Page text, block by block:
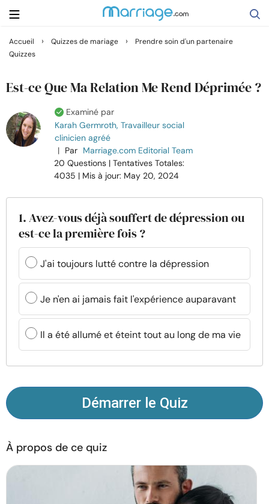
Rechercher
Se marier
Relations
Aide
Cours
Ressources
Communauté
Trouver un thérapeute
nous
© Copyright 2026. Tous droits réservés.
Accueil › Quizzes de mariage ›
Prendre soin d'un partenaire
Quizzes
Est-ce Que Ma Relation Me Rend Déprimée ?
Examiné par
Karah Germroth, Travailleur social
clinicien agréé
| Par Marriage.com Editorial Team
20 Questions | Tentatives Totales:
4035 | Mis à jour: May 20, 2024
1. Avez-vous déjà souffert de dépression ou
est-ce la première fois ?
J'ai toujours lutté contre la dépression
Je n'en ai jamais fait l'expérience auparavant
Il a été allumé et éteint tout au long de ma vie
Démarrer le Quiz
À propos de ce quiz